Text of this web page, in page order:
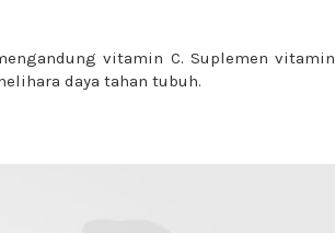
vitamin C. Suplemen vitamin
daya tahan tubuh.